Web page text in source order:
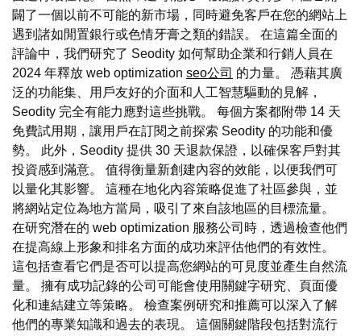
闢了一個以前不可能的新市場，同時避免客戶在您的網站上
遇到諸如閒置銀行或色情牙膏之類的錯誤。 在這篇全面的
評論中，我們研究了 Seodity 如何幫助企業和行銷人員在
2024 年釋放 web optimization seo公司 的力量。 憑藉其廣
泛的功能集、用戶友好的介面和人工智慧驅動的見解，
Seodity 完全有能力應對這些挑戰。 每個方案都附帶 14 天
免費試用期，讓用戶在訂閱之前探索 Seodity 的功能和優
勢。 此外，Seodity 提供 30 天退款保證，以確保客戶對其
投資感到滿意。 值得衡量新創建內容的效能，以便我們可
以量化其影響。 這種在地化內容策略促進了社區參與，並
將網站定位為地方當局，吸引了來自該地區的目標流量。
在研究潛在的 web optimization 服務公司時，透過檢查他們
在提高線上形象和排名方面的成功來評估他們的有效性。
這包括查看它們是否可以提高您網站的可見度並產生自然流
量。 擁有成功記錄的公司可能會使用關鍵字研究、頁面優
化和連結建立等策略。 檢查案例研究和推薦可以深入了解
他們的專業知識和過去的表現。 這個關鍵階段包括對流行